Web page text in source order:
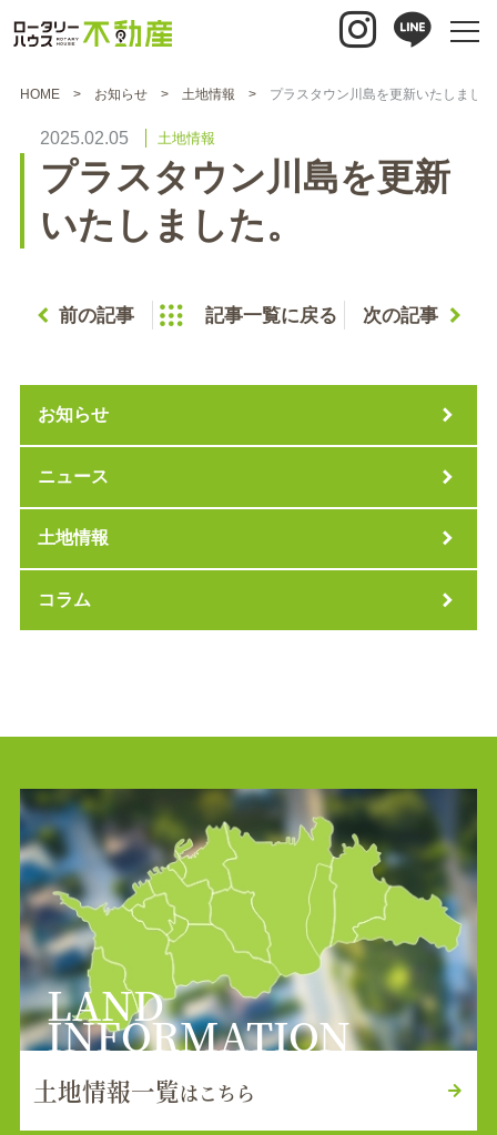
HOME お知らせ 土地情報 プラスタウン川島を更新いたしまし
2025.02.05 土地情報
プラスタウン川島を更新
いたしました。
前の記事 記事一覧に戻る 次の記事
お知らせ
ニュース
土地情報
コラム
LAND
INFORMATION
土地情報一覧はこちら